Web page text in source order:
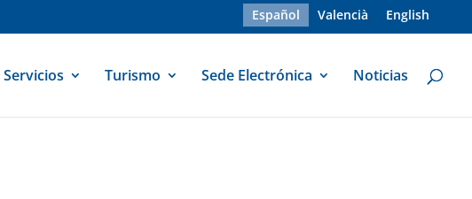
Español Valencià English
Servicios Turismo Sede Electrónica Noticias